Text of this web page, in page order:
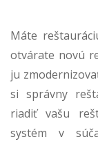
Máte
otvárate novú
ju
si správny
riadiť vašu
systém v